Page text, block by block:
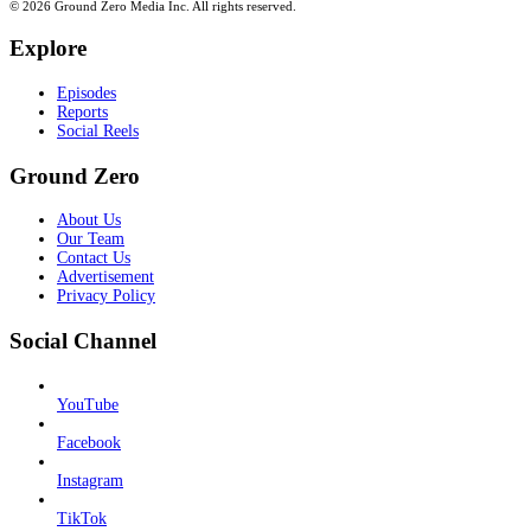
© 2026 Ground Zero Media Inc. All rights reserved.
Explore
Episodes
Reports
Social Reels
Ground Zero
About Us
Our Team
Contact Us
Advertisement
Privacy Policy
Social Channel
YouTube
Facebook
Instagram
TikTok